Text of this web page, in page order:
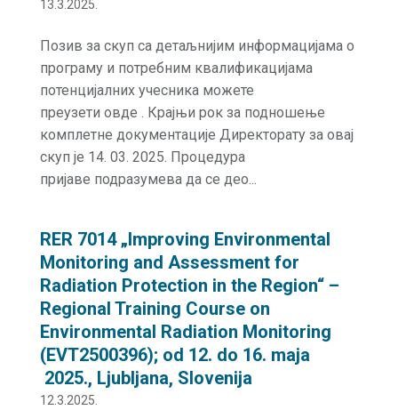
13.3.2025.
Позив за скуп са детаљнијим информацијама о
програму и потребним квалификацијама
потенцијалних учесника можете
преузети овде . Крајњи рок за подношење
комплетне документације Директорату за овај
скуп је 14. 03. 2025. Процедура
пријаве подразумева да се део...
RER 7014 „Improving Environmental
Monitoring and Assessment for
Radiation Protection in the Region“ –
Regional Training Course on
Environmental Radiation Monitoring
(EVT2500396); od 12. do 16. maja
2025., Ljubljana, Slovenija
12.3.2025.